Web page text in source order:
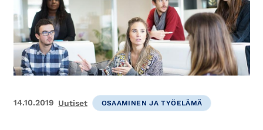
14.10.2019 Uutiset OSAAMINEN JA TYÖELÄMÄ